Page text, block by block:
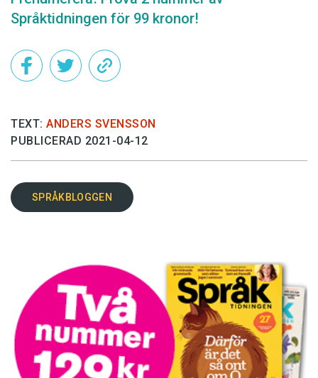
Språktidningen för 99 kronor!
TEXT: ANDERS SVENSSON
PUBLICERAD 2021-04-12
SPRÅKBLOGGEN